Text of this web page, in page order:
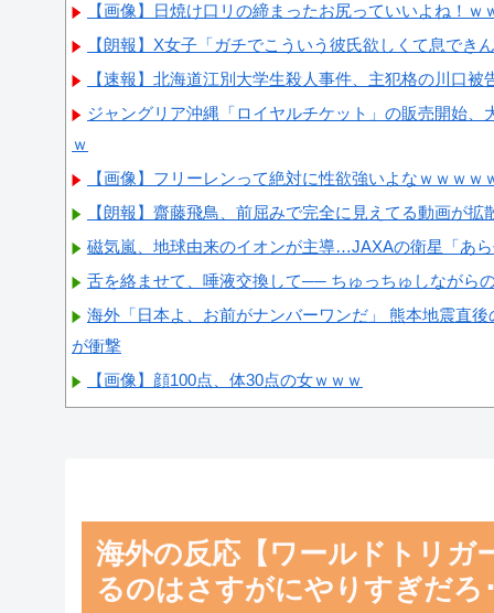
【画像】日焼け口リの締まったお尻っていいよね！ｗ
【朗報】X女子「ガチでこういう彼氏欲しくて息でき
【速報】北海道江別大学生殺人事件、主犯格の川口被
ジャングリア沖縄「ロイヤルチケット」の販売開始、
ｗ
【画像】フリーレンって絶対に性欲強いよなｗｗｗｗ
【朗報】齋藤飛鳥、前屈みで完全に見えてる動画が
磁気嵐、地球由来のイオンが主導…JAXAの衛星「あ
舌を絡ませて、唾液交換して── ちゅっちゅしながら
海外「日本よ、お前がナンバーワンだ」 熊本地震直
が衝撃
【画像】顔100点、体30点の女ｗｗｗ
海外の反応【ワールドトリガ
るのはさすがにやりすぎだろ